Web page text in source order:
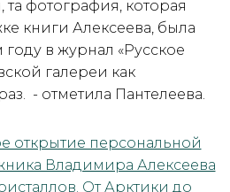
та фотография, которая
книги Алексеева, была
в журнал «Русское
галереи как
- отметила Пантелеева.